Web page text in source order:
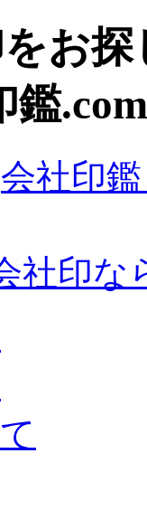
をお
鑑
会社印
社印な